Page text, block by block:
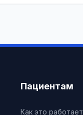
Пациентам
Как это работает